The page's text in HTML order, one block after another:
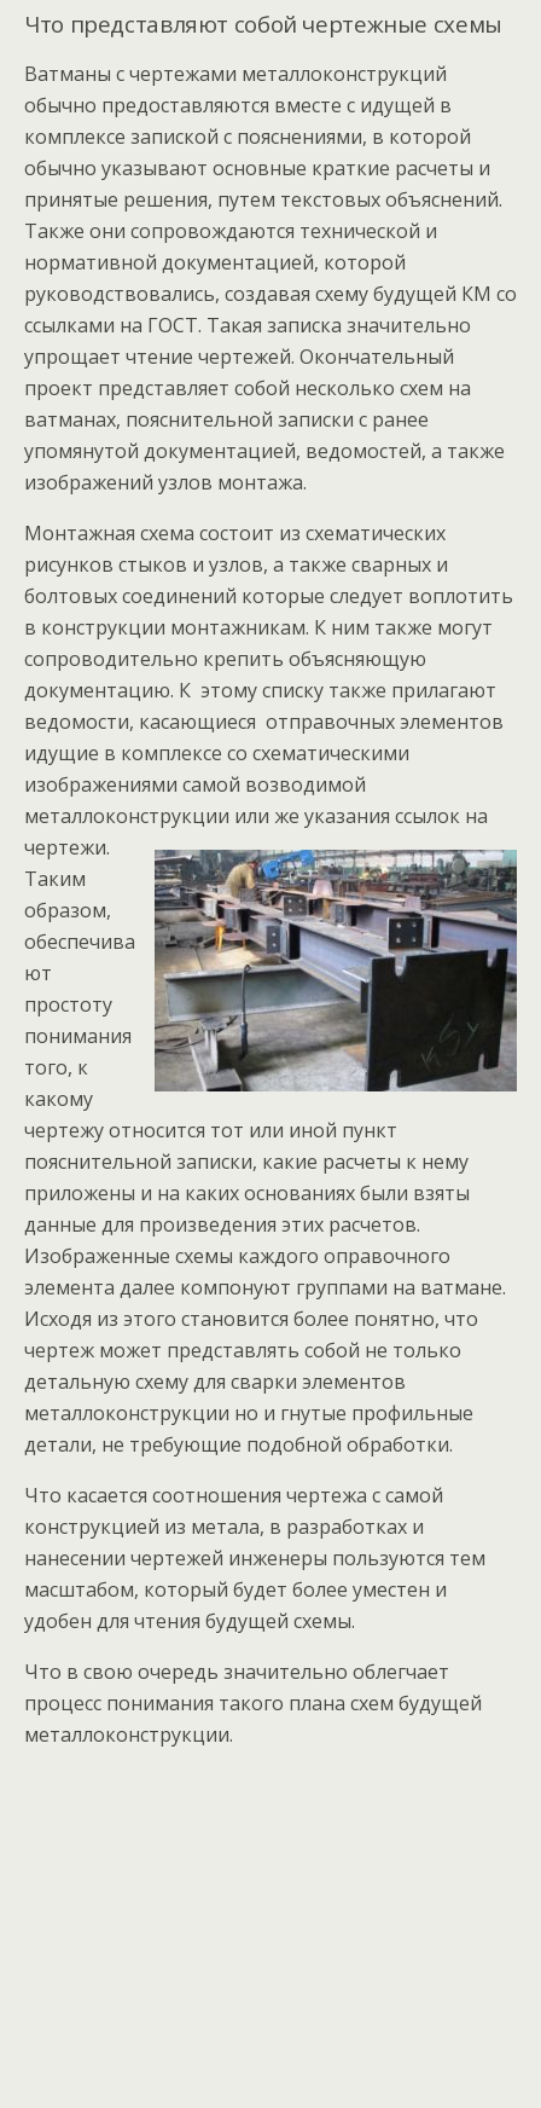
Что представляют собой чертежные схемы
Ватманы с чертежами металлоконструкций
обычно предоставляются вместе с идущей в
комплексе запиской с пояснениями, в которой
обычно указывают основные краткие расчеты и
принятые решения, путем текстовых объяснений.
Также они сопровождаются технической и
нормативной документацией, которой
руководствовались, создавая схему будущей КМ со
ссылками на ГОСТ. Такая записка значительно
упрощает чтение чертежей. Окончательный
проект представляет собой несколько схем на
ватманах, пояснительной записки с ранее
упомянутой документацией, ведомостей, а также
изображений узлов монтажа.
Монтажная схема состоит из схематических
рисунков стыков и узлов, а также сварных и
болтовых соединений которые следует воплотить
в конструкции монтажникам. К ним также могут
сопроводительно крепить объясняющую
документацию. К этому списку также прилагают
ведомости, касающиеся отправочных элементов
идущие в комплексе со схематическими
изображениями самой возводимой
металлоконструкции или же указания ссылок на
чертежи.
Таким
образом,
обеспечива
ют
простоту
понимания
того, к
какому
чертежу относится тот или иной пункт
пояснительной записки, какие расчеты к нему
приложены и на каких основаниях были взяты
данные для произведения этих расчетов.
Изображенные схемы каждого оправочного
элемента далее компонуют группами на ватмане.
Исходя из этого становится более понятно, что
чертеж может представлять собой не только
детальную схему для сварки элементов
металлоконструкции но и гнутые профильные
детали, не требующие подобной обработки.
Что касается соотношения чертежа с самой
конструкцией из метала, в разработках и
нанесении чертежей инженеры пользуются тем
масштабом, который будет более уместен и
удобен для чтения будущей схемы.
Что в свою очередь значительно облегчает
процесс понимания такого плана схем будущей
металлоконструкции.